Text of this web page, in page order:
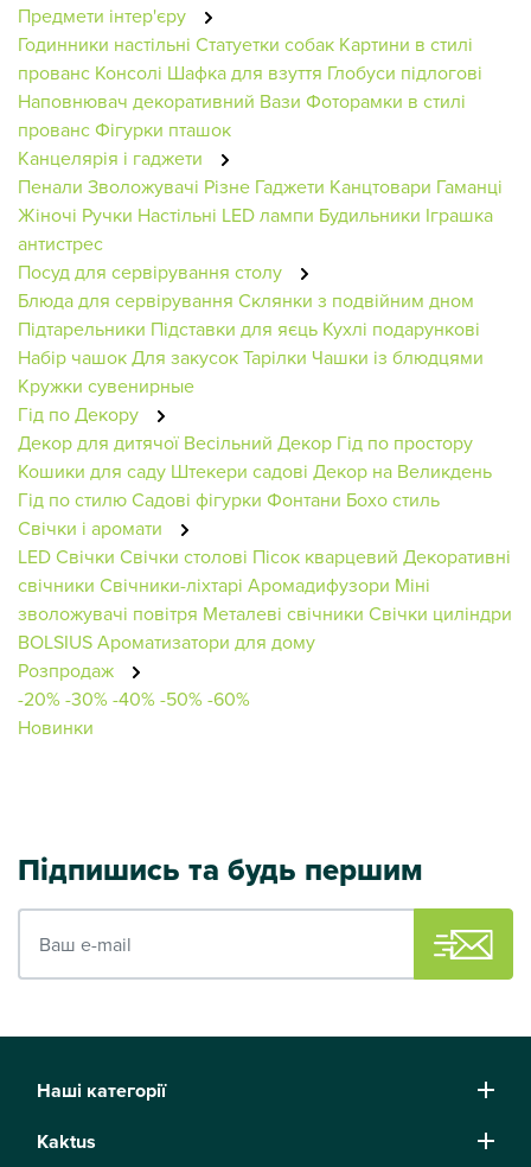
Предмети інтер'єру
Годинники настільні Статуетки собак Картини в стилі
прованс Консолі Шафка для взуття Глобуси підлогові
Наповнювач декоративний Вази Фоторамки в стилі
провансФігурки пташок
Канцелярія і гаджети
Пенали Зволожувачі Різне Гаджети Канцтовари Гаманці
Жіночі Ручки Настільні LED лампи Будильники Іграшка
антистрес
Посуд для сервірування столу
Блюда для сервірування Склянки з подвійним дном
Підтарельники Підставки для яєць Кухлі подарункові
Набір чашокДля закусокТарілки Чашки із блюдцями
Кружки сувенирные
Гід по Декору
Декор для дитячої Весільний Декор Гід по простору
Кошики для саду Штекери садові Декор на Великдень
Гід по стилюСадові фігурки Фонтани Бохо стиль
Свічки і аромати
LED Свічки Свічки столові Пісок кварцевий Декоративні
свічники Свічники-ліхтарі Аромадифузори Міні
зволожувачі повітря Металеві свічники Свічки циліндри
BOLSIUSАроматизатори для дому
Розпродаж
-20%-30%-40%-50%-60%
Новинки
Підпишись та будь першим
Наші категорії
Kaktus